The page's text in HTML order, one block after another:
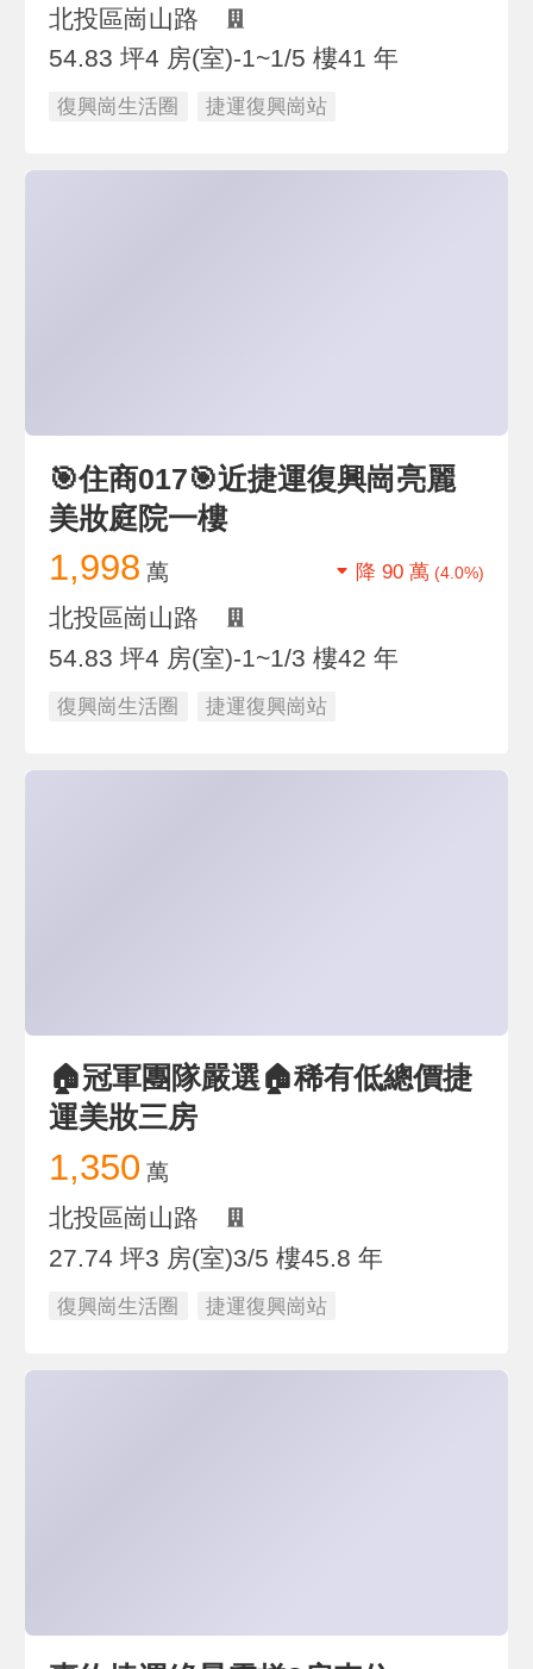
北投區崗山路
54.83 坪4 房(室)-1~1/5 樓41 年
復興崗生活圈 捷運復興崗站
🎯住商017🎯近捷運復興崗亮麗
美妝庭院一樓
1,998 萬 降 90 萬 (4.0%)
北投區崗山路
54.83 坪4 房(室)-1~1/3 樓42 年
復興崗生活圈 捷運復興崗站
🏠冠軍團隊嚴選🏠稀有低總價捷
運美妝三房
1,350 萬
北投區崗山路
27.74 坪3 房(室)3/5 樓45.8 年
復興崗生活圈 捷運復興崗站